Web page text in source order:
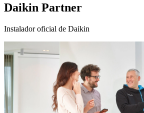
Daikin Partner
Instalador oficial de Daikin